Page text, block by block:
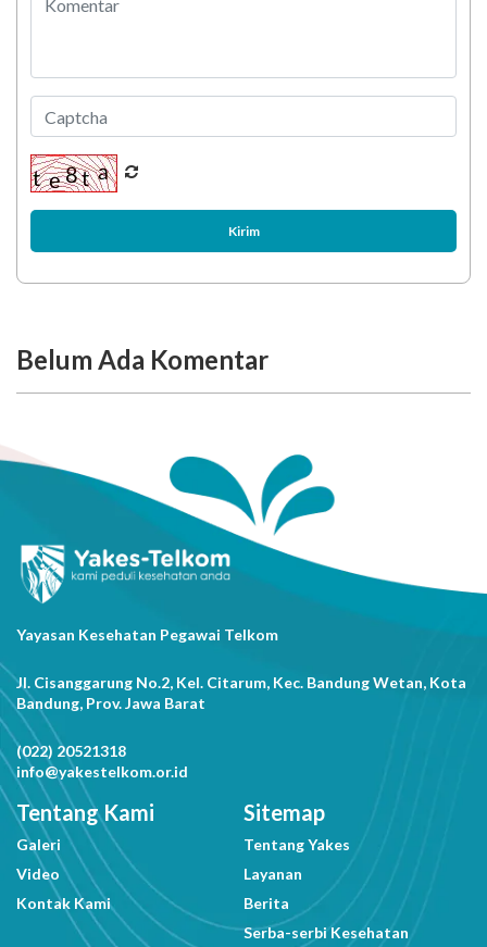
Kirim
Belum Ada Komentar
Yayasan Kesehatan Pegawai Telkom
Jl. Cisanggarung No.2, Kel. Citarum, Kec. Bandung Wetan, Kota
Bandung, Prov. Jawa Barat
(022) 20521318
info@yakestelkom.or.id
Tentang Kami
Galeri
Video
Kontak Kami
Sitemap
Tentang Yakes
Layanan
Berita
Serba-serbi Kesehatan